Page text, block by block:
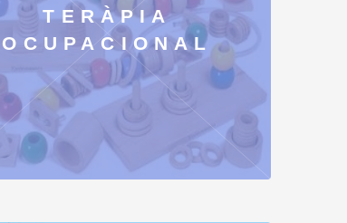
TERÀPIA
OCUPACIONAL